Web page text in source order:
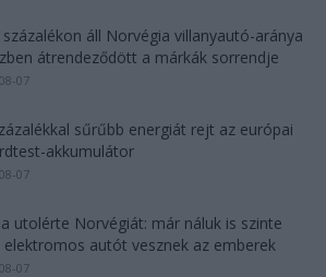
százalékon áll Norvégia villanyautó-aránya
átrendeződött a márkák sorrendje
07
sűrűbb energiát rejt az európai
akkumulátor
07
utolérte Norvégiát: már náluk is szinte
elektromos autót vesznek az emberek
07